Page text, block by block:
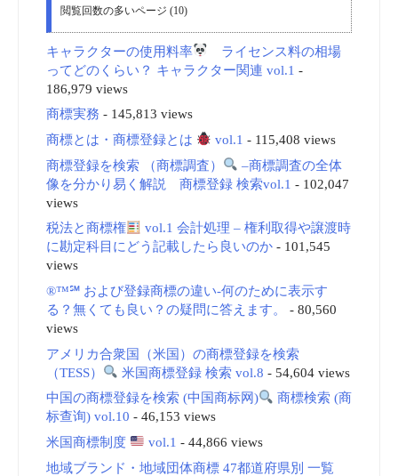
閲覧回数の多いページ (10)
キャラクターの使用料率
ライセンス料の相場
ってどのくらい？ キャラクター関連 vol.1 -
186,979 views
商標実務 - 145,813 views
商標とは・商標登録とは
vol.1 - 115,408 views
商標登録を検索 （商標調査）
–商標調査の全体
像を分かり易く解説 商標登録 検索vol.1 - 102,047
views
税法と商標権
vol.1 会計処理 – 権利取得や譲渡時
に勘定科目にどう記載したら良いのか- 101,545
views
®™℠ および登録商標の違い-何のために表示す
る？無くても良い？の疑問に答えます。
- 80,560
views
アメリカ合衆国（米国）の商標登録を検索
（TESS）
米国商標登録 検索 vol.8 - 54,604 views
中国の商標登録を検索 (中国商标网)
商標検索 (商
标查询) vol.10 - 46,153 views
米国商標制度
vol.1 - 44,866 views
地域ブランド・地域団体商標 47都道府県別 一覧